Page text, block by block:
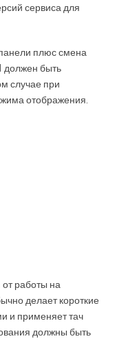
сервиса для
плюс смена
должен быть
случае при
отображения.
от работы на
делает короткие
и применяет тач
должны быть